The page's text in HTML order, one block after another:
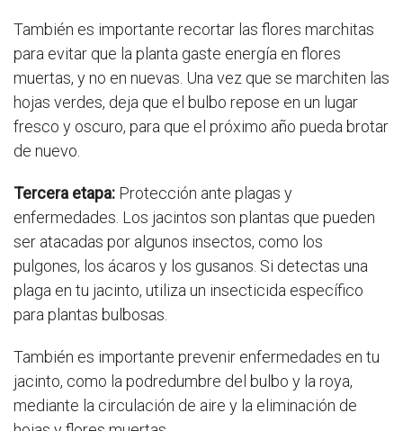
También es importante recortar las flores marchitas
para evitar que la planta gaste energía en flores
muertas, y no en nuevas. Una vez que se marchiten las
hojas verdes, deja que el bulbo repose en un lugar
fresco y oscuro, para que el próximo año pueda brotar
de nuevo.
Tercera etapa: Protección ante plagas y
enfermedades. Los jacintos son plantas que pueden
ser atacadas por algunos insectos, como los
pulgones, los ácaros y los gusanos. Si detectas una
plaga en tu jacinto, utiliza un insecticida específico
para plantas bulbosas.
También es importante prevenir enfermedades en tu
jacinto, como la podredumbre del bulbo y la roya,
mediante la circulación de aire y la eliminación de